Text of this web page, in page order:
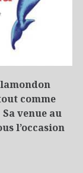
comme
venue au
l’occasion